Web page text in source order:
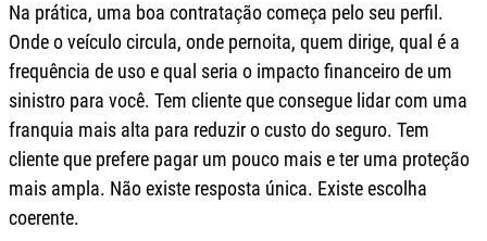
Na prática, uma boa contratação começa pelo seu perfil.
Onde o veículo circula, onde pernoita, quem dirige, qual é a
frequência de uso e qual seria o impacto financeiro de um
sinistro para você. Tem cliente que consegue lidar com uma
franquia mais alta para reduzir o custo do seguro. Tem
cliente que prefere pagar um pouco mais e ter uma proteção
mais ampla. Não existe resposta única. Existe escolha
coerente.